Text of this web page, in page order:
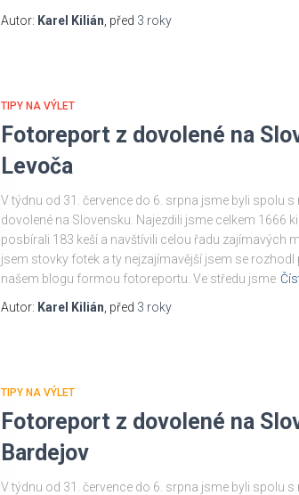
Autor: Karel Kilián , před 3 roky
TIPY NA VÝLET
Fotoreport z dovolené na
Levoča
V týdnu od 31. července do 6. srpna jsme byli spolu s
dovolené na Slovensku. Najezdili jsme celkem 1666
posbírali 183 keší a navštívili celou řadu zajímavých
jsem stovky fotek a ty nejzajímavější jsem se rozhodl
našem blogu formou fotoreportu. Ve středu jsme
Autor: Karel Kilián , před 3 roky
TIPY NA VÝLET
Fotoreport z dovolené na
Bardejov
V týdnu od 31. července do 6. srpna jsme byli spolu s